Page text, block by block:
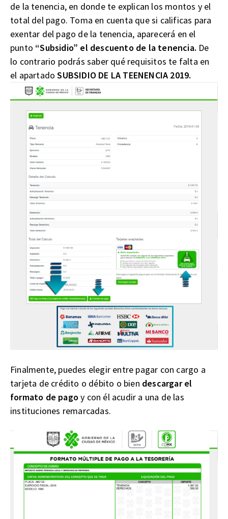
de la tenencia, en donde te explican los montos y el
total del pago. Toma en cuenta que si calificas para
exentar del pago de la tenencia, aparecerá en el
punto “Subsidio” el descuento de la tenencia. De
lo contrario podrás saber qué requisitos te falta en
el apartadoSUBSIDIO DE LA TEENENCIA 2019.
Finalmente, puedes elegir entre pagar con cargo a
tarjeta de crédito o débito o bien descargar el
formato de pagoy con él acudir a una de las
instituciones remarcadas.